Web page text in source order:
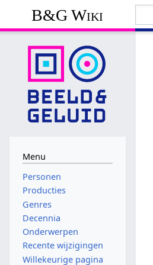
B&G Wiki
Menu
Personen
Producties
Genres
Decennia
Onderwerpen
Recente wijzigingen
Willekeurige pagina